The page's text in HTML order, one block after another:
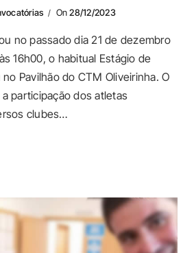
On28/12/2023
no passado dia 21 de dezembro
16h00, o habitual Estágio de
Pavilhão do CTM Oliveirinha. O
participação dos atletas
clubes…